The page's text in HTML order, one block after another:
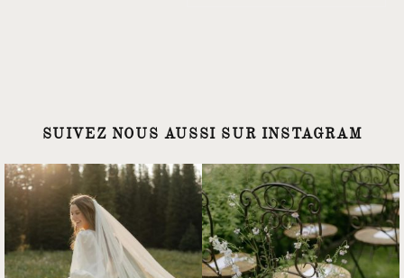
SUIVEZ NOUS AUSSI SUR INSTAGRAM